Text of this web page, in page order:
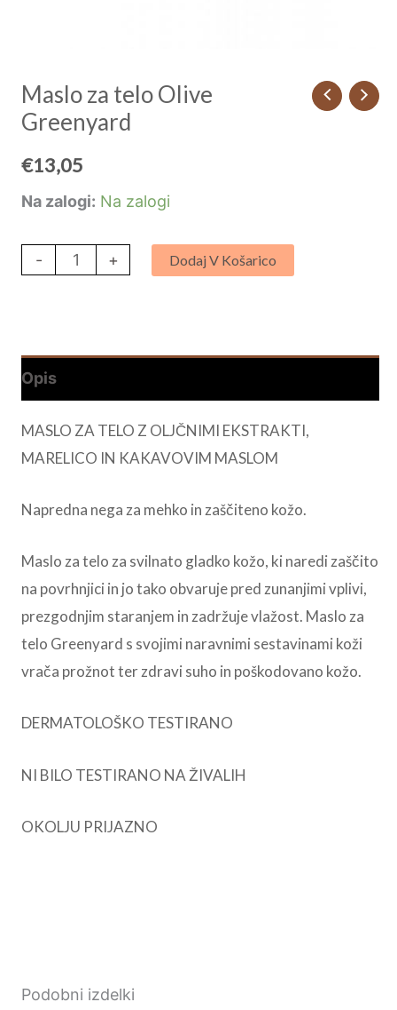
Maslo za telo Olive
Greenyard
€13,05
Na zalogi: Na zalogi
- + Dodaj V Košarico
Opis
MASLO ZA TELO Z OLJČNIMI EKSTRAKTI,
MARELICO IN KAKAVOVIM MASLOM
Napredna nega za mehko in zaščiteno kožo.
Maslo za telo za svilnato gladko kožo, ki naredi zaščito
na povrhnjici in jo tako obvaruje pred zunanjimi vplivi,
prezgodnjim staranjem in zadržuje vlažost. Maslo za
telo Greenyard s svojimi naravnimi sestavinami koži
vrača prožnot ter zdravi suho in poškodovano kožo.
DERMATOLOŠKO TESTIRANO
NI BILO TESTIRANO NA ŽIVALIH
OKOLJU PRIJAZNO
Podobni izdelki